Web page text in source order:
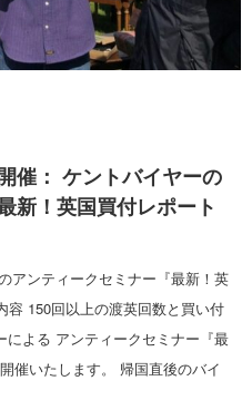
催： ケントバイヤーの
新！英国買付レポート
アンティークセミナー『最新！英
150回以上の渡英回数と買い付
よる アンティークセミナー『最
催いたします。 帰国直後のバイ